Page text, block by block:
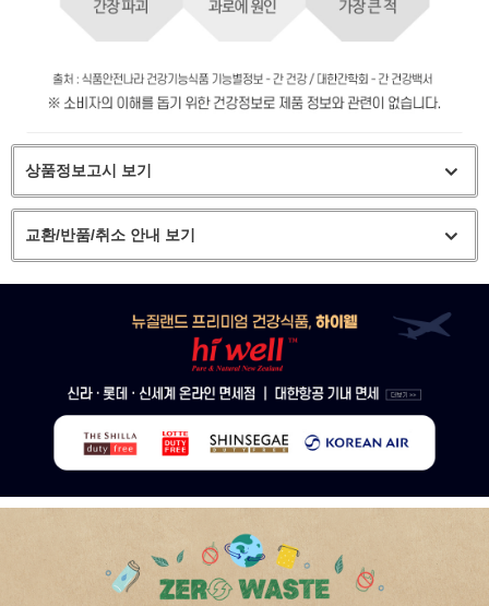
상품정보고시 보기
교환/반품/취소 안내 보기